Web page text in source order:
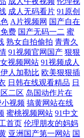
剧 在线观看成人 精品肏
果派最 成人抖音视频 欧
区四区 又黄又猛 金牌影
日韩 成人深夜 人人爽人
专区 在线免费999麻豆天
成人无码看片 91原创
A片视频网 国产自在
费 国产无码一二 蜜
熟女自拍偷拍 青青久
91视频官网国产 狠狠
视频网站 91视频成人
人加勒比 欧美狠狠插
日韩在线观看精品 日
二区 岛国动作片在
视频 搞黄网站在线
蜜桃视频网站 91中文
首页 伦理朋友的妈妈
亚洲国产第一网站 国